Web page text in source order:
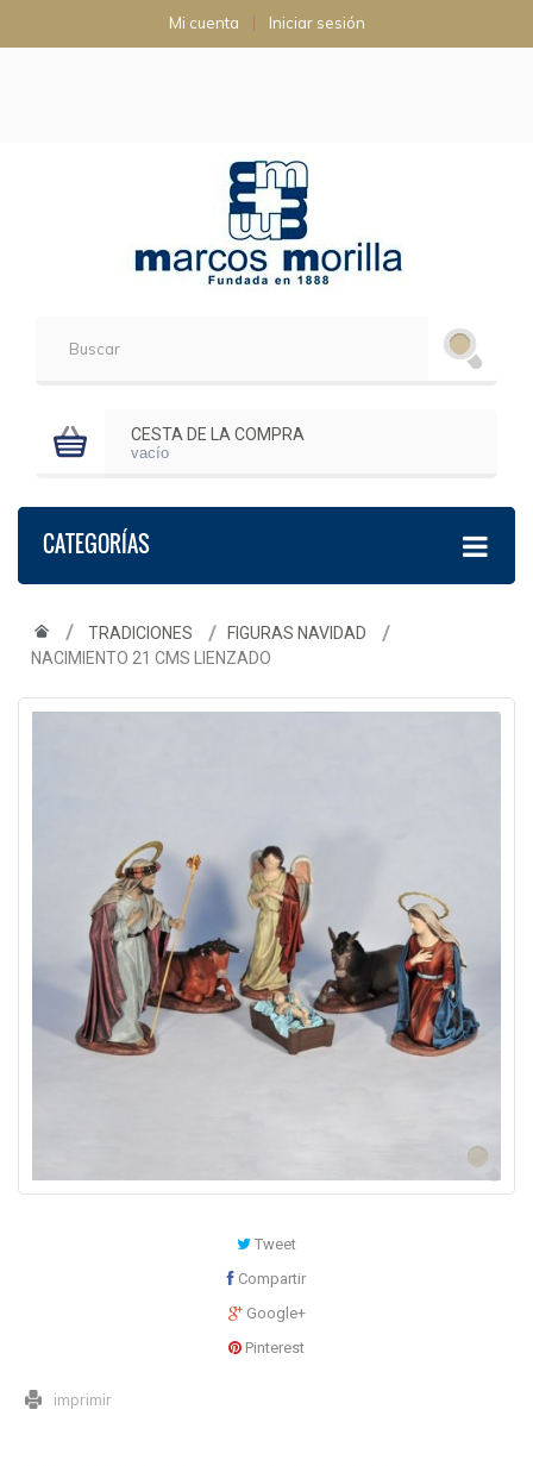
Mi cuenta Iniciar sesión
CESTA DE LA COMPRA
vacío
CATEGORÍAS
TRADICIONES
FIGURAS NAVIDAD
NACIMIENTO 21 CMS LIENZADO
Tweet
Compartir
Google+
Pinterest
imprimir